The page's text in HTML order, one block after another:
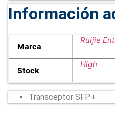
Información
Marca
Ruijie
Stock
High
Transceptor SFP+